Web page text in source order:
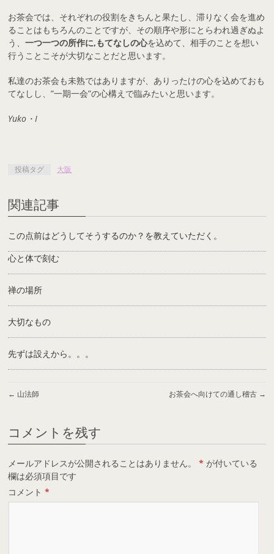
お茶会では、それぞれの役割をきちんと果たし、滞りなく会を進め
ることはもちろんのことですが、その順序や形にとらわれ過ぎぬよ
う、一つ一つの所作に,もてなしの心を込めて、相手のことを想い
行うことこそが大切なことだと思います。
私達のお茶会も未熟ではありますが、ありったけの心を込めておも
てなしし、”一期一会”の心構えで臨みたいと思います。
Yuko・I
投稿タグ 大阪
関連記事
この点前はどうしてそうするのか？を教えていただく。
心と体で刻む
禅の場所
大切なもの
先ずは設えから。。。
← 山法師 お茶会へ向けての通し稽古 →
コメントを残す
メールアドレスが公開されることはありません。 * が付いている
欄は必須項目です
コメント*